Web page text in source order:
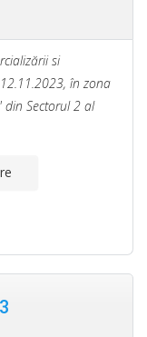
si
în zona
din Sectorul 2 al